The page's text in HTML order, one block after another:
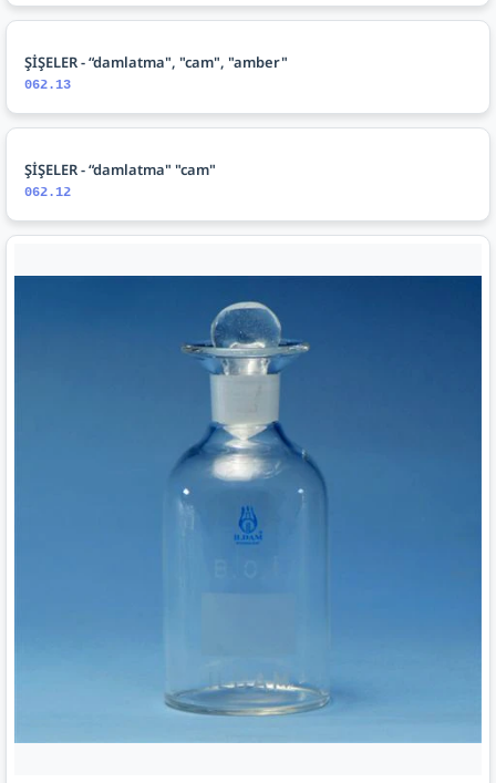
ŞİŞELER - “damlatma", "cam", "amber"
062.13
ŞİŞELER - “damlatma" "cam"
062.12